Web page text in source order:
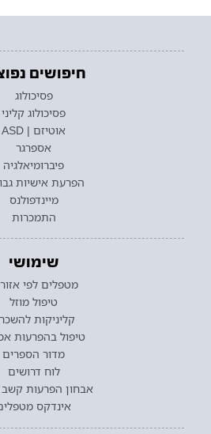
חיפושים
פסיכולוג
פסיכולוג קליני
אוטיזם | ASD
אספרגר
פיברומיאלגיה
הפרעת אישיות
מיינדפולנס
התמכרות
שימושי
מטפלים לפי
טיפול מוזל
קליניקות
טיפול בהפרעות
מדור הספרים
לוח דרושים
אבחון הפרעות קשב
אינדקס